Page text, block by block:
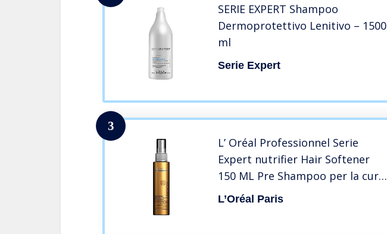
SERIE EXPERT Shampoo
Dermoprotettivo Lenitivo – 1500
ml
Serie Expert
3
L’ Oréal Professionnel Serie
Expert nutrifier Hair Softener
150 ML Pre Shampoo per la cura
del rinforzo der wirkung bei
L’Oréal Paris